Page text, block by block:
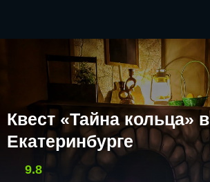
Квест «Тайна кольца» в
Екатеринбурге
9.8